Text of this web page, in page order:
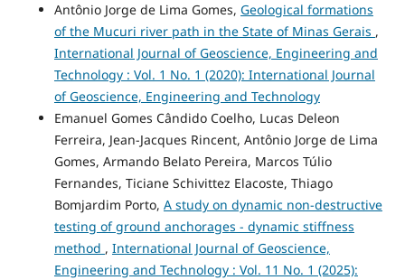
Antônio Jorge de Lima Gomes, Geological formations
of the Mucuri river path in the State of Minas Gerais ,
International Journal of Geoscience, Engineering and
Technology : Vol. 1 No. 1 (2020): International Journal
of Geoscience, Engineering and Technology
Emanuel Gomes Cândido Coelho, Lucas Deleon
Ferreira, Jean-Jacques Rincent, Antônio Jorge de Lima
Gomes, Armando Belato Pereira, Marcos Túlio
Fernandes, Ticiane Schivittez Elacoste, Thiago
Bomjardim Porto, A study on dynamic non-destructive
testing of ground anchorages - dynamic stiffness
method , International Journal of Geoscience,
Engineering and Technology : Vol. 11 No. 1 (2025):